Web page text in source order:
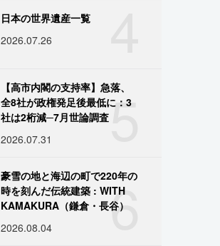
日本の世界遺産一覧
2026.07.26
5
【高市内閣の支持率】急落、
全8社が政権発足後最低に：3
社は2桁減─7月世論調査
2026.07.31
6
豪雪の地と海辺の町で220年の
時を刻んだ伝統建築 : WITH
KAMAKURA（鎌倉・長谷）
2026.08.04